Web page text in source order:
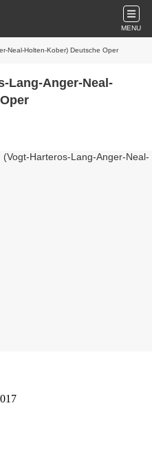
MENU
Neal-Holten-Kober) Deutsche Oper
Lang-Anger-Neal-